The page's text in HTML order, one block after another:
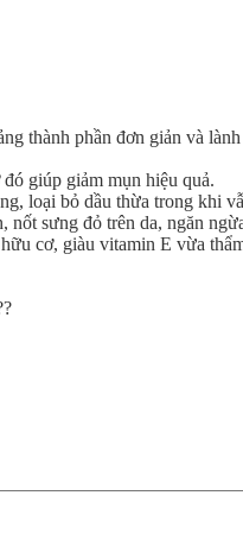
phần đơn giản và
giúp giảm mụn hiệu quả.
loại bỏ dầu thừa trong khi
sưng đỏ trên da, ngăn
cơ, giàu vitamin E vừa